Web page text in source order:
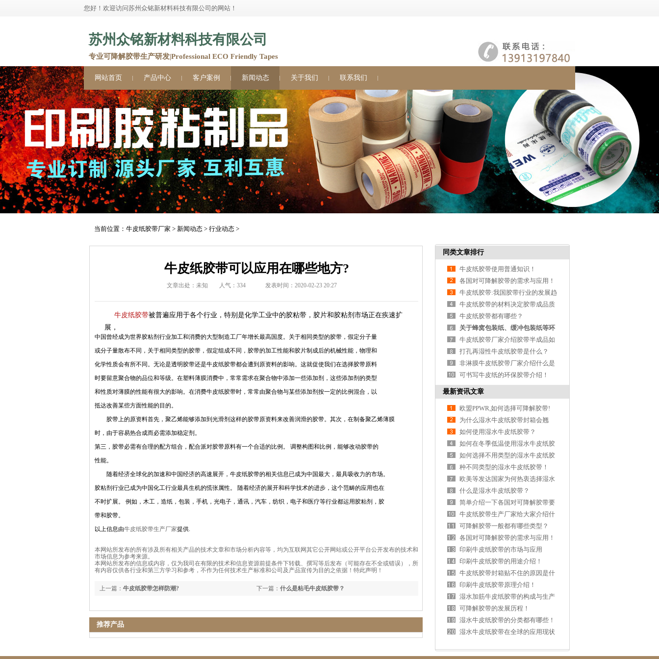
您好！欢迎访问苏州众铭新材料科技有限公司的网站！
苏州众铭新材料科技有限公司
专业可降解胶带生产研发|Professional ECO Friendly Tapes
网站首页 产品中心 客户案例 新闻动态 关于我们 联系我们
当前位置： 牛皮纸胶带厂家 > 新闻动态 > 行业动态 >
牛皮纸胶带可以应用在哪些地方?
文章出处：未知 人气： 334 发表时间：2020-02-23 20:27
牛皮纸胶带被普遍应用于各个行业，特别是化学工业中的胶粘带，胶片和胶粘剂市场正在疾速扩
展，
中国曾经成为世界胶粘剂行业加工和消费的大型制造工厂年增长最高国度。关于相同类型的胶带，假定分子量
或分子量散布不同，关于相同类型的胶带，假定组成不同，胶带的加工性能和胶片制成后的机械性能，物理和
化学性质会有所不同。无论是透明胶带还是牛皮纸胶带都会遭到原资料的影响。这就促使我们在选择胶带原料
时要留意聚合物的品位和等级。在塑料薄膜消费中，常常需求在聚合物中添加一些添加剂，这些添加剂的类型
和性质对薄膜的性能有很大的影响。在消费牛皮纸胶带时，常常由聚合物与某些添加剂按一定的比例混合，以
抵达改善某些方面性能的目的。
胶带上的原资料首先，聚乙烯能够添加到光滑剂这样的胶带原资料来改善润滑的胶带。其次，在制备聚乙烯薄膜
时，由于容易热合成而必需添加稳定剂。
第三，胶带必需有合理的配方组合，配合派对胶带原料有一个合适的比例。 调整构图和比例，能够改动胶带的
性能。
随着经济全球化的加速和中国经济的高速展开，牛皮纸胶带的相关信息已成为中国最大，最具吸收力的市场。
胶粘剂行业已成为中国化工行业最具生机的慌张属性。 随着经济的展开和科学技术的进步，这个范畴的应用也在
不时扩展。 例如，木工，造纸，包装，手机，光电子，通讯，汽车，纺织，电子和医疗等行业都运用胶粘剂，胶
带和胶带。
以上信息由牛皮纸胶带生产厂家提供.
本网站所发布的所有涉及所有相关产品的技术文章和市场分析内容等，均为互联网其它公开网站或公开平台公开发布的技术和
市场信息为参考来源。
本网站所发布的信息或内容，仅为我司在有限的技术和信息资源前提条件下转载、撰写等后发布（可能存在不全或错误），所
有内容仅供各行业和第三方学习和参考，不作为任何技术生产标准和公司及产品宣传为目的之依据！特此声明！
下一篇： 什么是粘毛牛皮纸胶带？
上一篇： 牛皮纸胶带怎样防潮?
推荐产品
同类文章排行
牛皮纸胶带使用普通知识！
各国对可降解胶带的需求与应用！
牛皮纸胶带:我国胶带行业的发展趋
势
牛皮纸胶带的材料决定胶带成品质
量！
牛皮纸胶带都有哪些？
关于蜂窝包装纸、缓冲包装纸等环
保包装原料介
牛皮纸胶带厂家介绍胶带半成品如
何存储与运输
打孔再湿性牛皮纸胶带是什么？
非淋膜牛皮纸胶带厂家介绍什么是
环保纸？
可书写牛皮纸的环保胶带介绍！
最新资讯文章
欧盟PPWR,如何选择可降解胶带!
为什么湿水牛皮纸胶带封箱会翘
边？
如何使用湿水牛皮纸胶带？
如何在冬季低温使用湿水牛皮纸胶
带?
如何选择不用类型的湿水牛皮纸胶
带
种不同类型的湿水牛皮纸胶带！
欧美等发达国家为何热衷选择湿水
牛皮纸胶带包
什么是湿水牛皮纸胶带？
简单介绍一下各国对可降解胶带要
求与标准！
牛皮纸胶带生产厂家给大家介绍什
么是湿水胶带
可降解胶带一般都有哪些类型？
各国对可降解胶带的需求与应用！
印刷牛皮纸胶带的市场与应用
印刷牛皮纸胶带的用途介绍！
牛皮纸胶带封箱贴不住的原因是什
么？
印刷牛皮纸胶带原理介绍！
湿水加筋牛皮纸胶带的构成与生产
方式!
可降解胶带的发展历程！
湿水牛皮纸胶带的分类都有哪些！
湿水牛皮纸胶带在全球的应用现状